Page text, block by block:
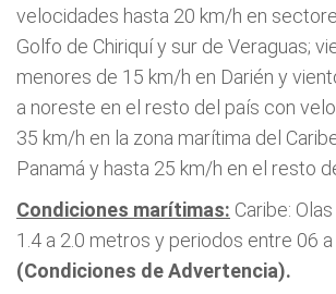
velocidades hasta 20 km/h en
Golfo de Chiriquí y sur de Veraguas;
menores de 15 km/h en Darién y
a noreste en el resto del país con
35 km/h en la zona marítima del
Panamá y hasta 25 km/h en el resto
Condiciones marítimas: Caribe:
1.4 a 2.0 metros y periodos entre 06 a
(Condiciones de Advertencia).